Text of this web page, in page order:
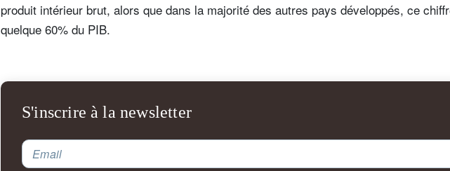
produit intérieur brut, alors que dans la majorité des autres pays développés, ce
quelque 60% du PIB.
S'inscrire à la newsletter
Email